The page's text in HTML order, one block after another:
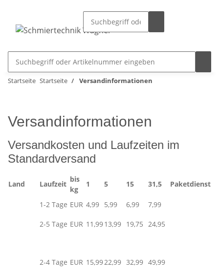
Startseite Startseite Versandinformationen
Versandinformationen
Versandkosten und Laufzeiten im
Standardversand
Land Laufzeit
bis
kg
1 5 15 31,5 Paketdienst
1-2 Tage EUR 4,99 5,99 6,99 7,99
2-5 Tage EUR 11,9913,99 19,75 24,95
2-4 Tage EUR 15,9922,99 32,99 49,99